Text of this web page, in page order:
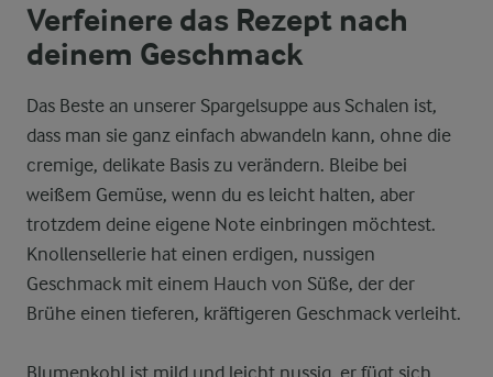
Verfeinere das Rezept nach
deinem Geschmack
Das Beste an unserer Spargelsuppe aus Schalen ist,
dass man sie ganz einfach abwandeln kann, ohne die
cremige, delikate Basis zu verändern. Bleibe bei
weißem Gemüse, wenn du es leicht halten, aber
trotzdem deine eigene Note einbringen möchtest.
Knollensellerie hat einen erdigen, nussigen
Geschmack mit einem Hauch von Süße, der der
Brühe einen tieferen, kräftigeren Geschmack verleiht.
Blumenkohl ist mild und leicht nussig, er fügt sich